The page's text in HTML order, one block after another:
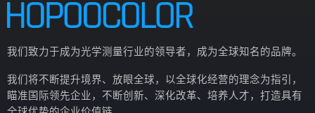
我们致力于成为光学测量行业的领导者，成为全球知名的品牌。
我们将不断提升境界、放眼全球，以全球化经营的理念为指引，
瞄准国际领先企业，不断创新、深化改革、培养人才，打造具有